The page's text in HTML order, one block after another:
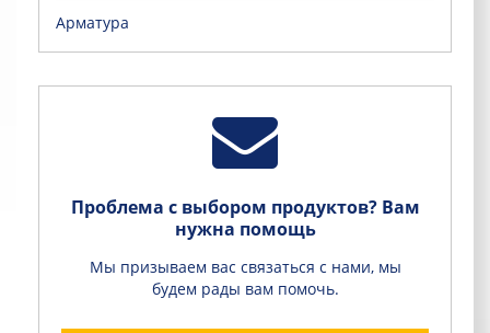
Aрматура
Проблема с выбором продуктов? Вам
нужна помощь
Мы призываем вас связаться с нами, мы
будем рады вам помочь.